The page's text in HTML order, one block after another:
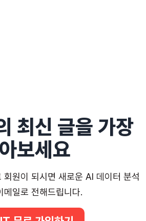
최신 글을 가장
보세요
원이 되시면 새로운 AI 데이터 분석
일로 전해드립니다.